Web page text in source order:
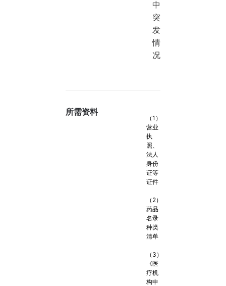
中
突
发
情
况
所需资料
（1）
营业
执
照、
法人
身份
证等
证件
（2）
药品
名录
种类
清单
（3）
《医
疗机
构申